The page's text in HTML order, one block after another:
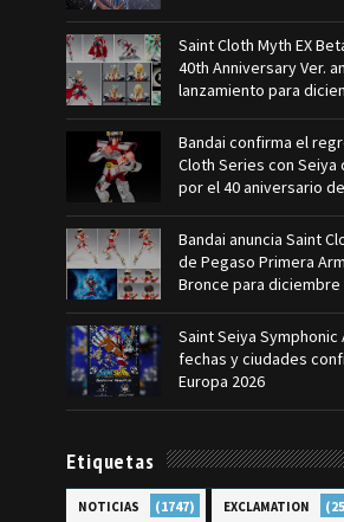
Saint Cloth Myth EX
40th Anniversary Ver.
lanzamiento para
Bandai confirma el
Cloth Series con Seiya
por el 40 aniversario
Bandai anuncia Saint
de Pegaso Primera
Bronce para diciembre
Saint Seiya
fechas y ciudades
Europa 2026
Etiquetas
NOTICIAS (1747) EXCLAMATION